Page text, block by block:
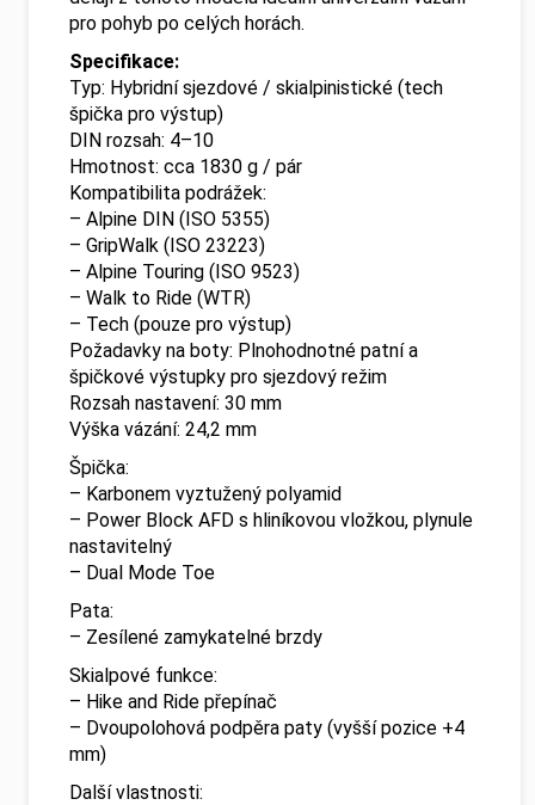
pro pohyb po celých horách.
Specifikace:
Typ: Hybridní sjezdové / skialpinistické (tech
špička pro výstup)
DIN rozsah: 4–10
Hmotnost: cca 1830 g / pár
Kompatibilita podrážek:
– Alpine DIN (ISO 5355)
– GripWalk (ISO 23223)
– Alpine Touring (ISO 9523)
– Walk to Ride (WTR)
– Tech (pouze pro výstup)
Požadavky na boty: Plnohodnotné patní a
špičkové výstupky pro sjezdový režim
Rozsah nastavení: 30 mm
Výška vázání: 24,2 mm
Špička:
– Karbonem vyztužený polyamid
– Power Block AFD s hliníkovou vložkou, plynule
nastavitelný
– Dual Mode Toe
Pata:
– Zesílené zamykatelné brzdy
Skialpové funkce:
– Hike and Ride přepínač
– Dvoupolohová podpěra paty (vyšší pozice +4
mm)
Další vlastnosti: